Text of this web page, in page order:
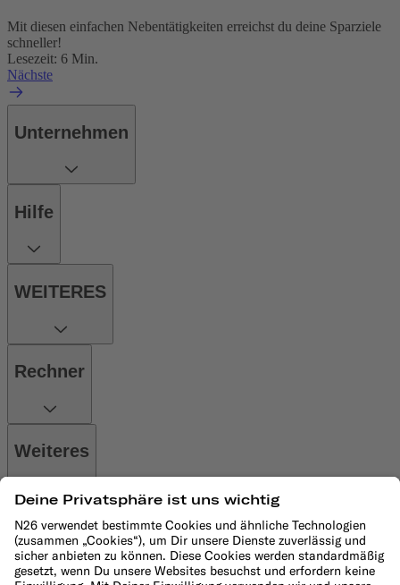
Mit diesen einfachen Nebentätigkeiten erreichst du deine Sparziele
schneller!
Lesezeit: 6 Min.
Nächste
Unternehmen
Hilfe
WEITERES
Rechner
Weiteres